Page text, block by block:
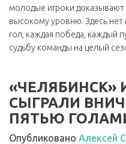
молодые игроки доказывают
высокому уровню. Здесь
гол, каждая победа, каждый
судьбу команды на целый
«ЧЕЛЯБИНСК»
СЫГРАЛИ
ПЯТЬЮ
Опубликовано Алексей